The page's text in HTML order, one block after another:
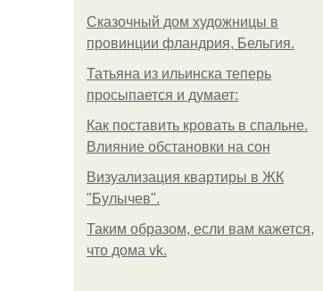
Сказочный дом художницы в
провинции фландрия, Бельгия.
Татьяна из ильинска теперь
просыпается и думает:
Как поставить кровать в спальне.
Влияние обстановки на сон
Визуализация квартиры в ЖК
"Булычев".
Таким образом, если вам кажется,
что дома vk.